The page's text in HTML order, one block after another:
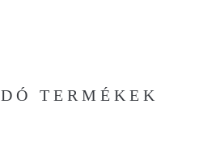
TERMÉKEK